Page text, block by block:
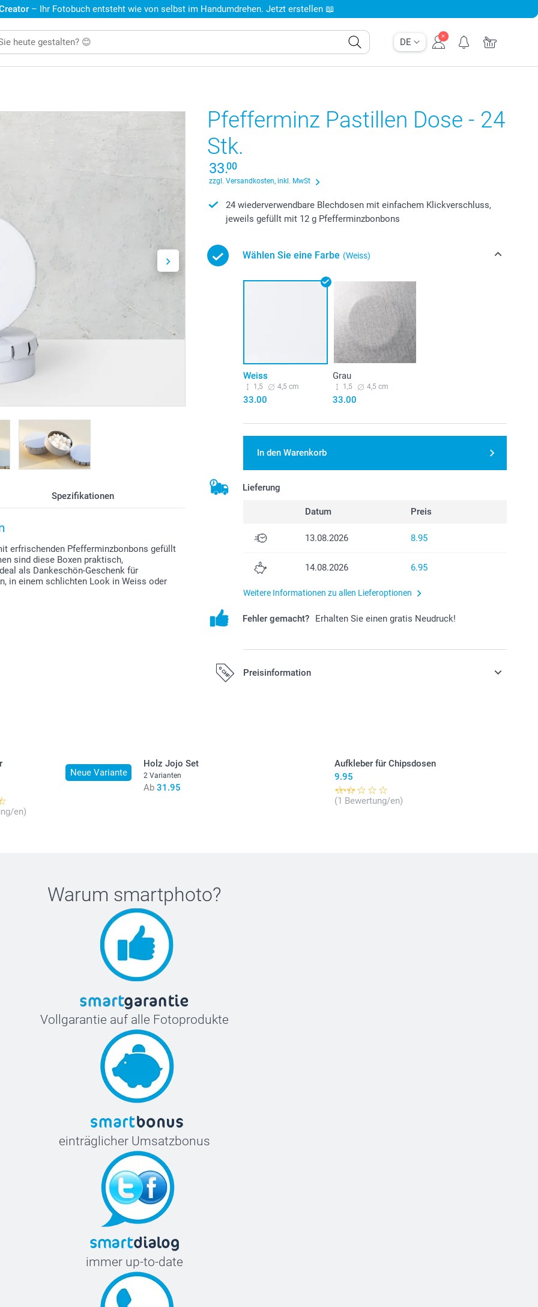
DE
– Ihr Fotobuch entsteht wie von selbst im Handumdrehen. Jetzt erstellen 📖
Spezifikationen
erfrischenden Pfefferminzbonbons gefüllt
sind diese Boxen praktisch,
als Dankeschön-Geschenk für
in einem schlichten Look in Weiss oder
Pfefferminz Pastillen Dose - 24
Stk.
33.00
zzgl. Versandkosten, inkl. MwSt
24 wiederverwendbare Blechdosen mit einfachem Klickverschluss,
jeweils gefüllt mit 12 g Pfefferminzbonbons
Wählen Sie eine Farbe (Weiss)
Weiss
1,5 4,5 cm
33.00
Grau
1,5 4,5 cm
33.00
In den Warenkorb
Lieferung
Datum Preis
13.08.2026 8.95
14.08.2026 6.95
Weitere Informationen zu allen Lieferoptionen
Fehler gemacht? Erhalten Sie einen gratis Neudruck!
Preisinformation
Neue Variante
en)
Holz Jojo Set
2 Varianten
Ab 31.95
Aufkleber für Chipsdosen
9.95
(1 Bewertung/en)
Warum smartphoto?
Vollgarantie auf alle Fotoprodukte
einträglicher Umsatzbonus
immer up-to-date